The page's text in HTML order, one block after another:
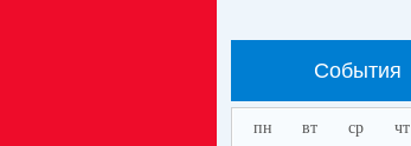
События
пн вт ср чт